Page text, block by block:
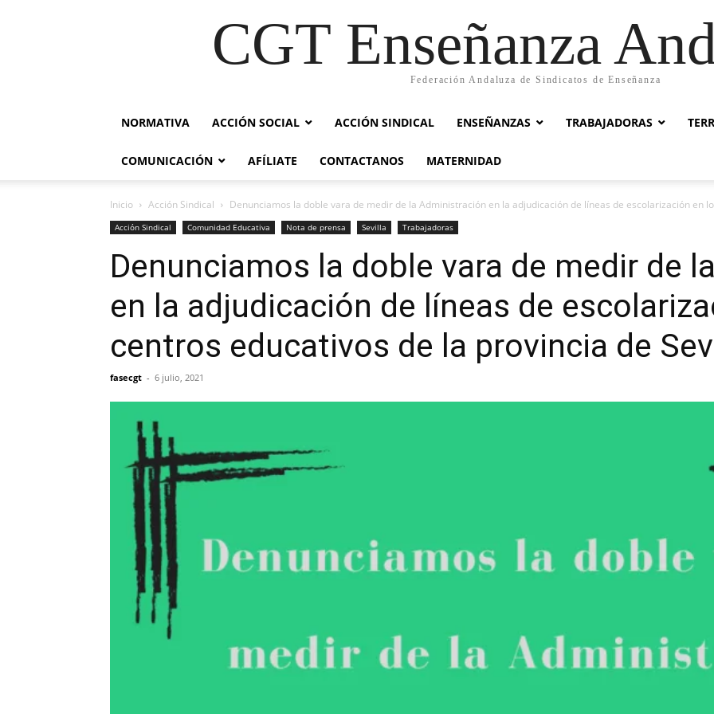
CGT Enseñanza
Federación Andaluza de Sindicatos de Enseñanza
NORMATIVA ACCIÓN SOCIAL ACCIÓN SINDICAL ENSEÑANZAS TRABAJADORAS
COMUNICACIÓN AFÍLIATE CONTACTANOS MATERNIDAD
Inicio Acción Sindical Denunciamos la doble vara de medir de la Administración en la adjudicación de líneas de escolarización en
Acción Sindical Comunidad Educativa Nota de prensa Sevilla Trabajadoras
Denunciamos la doble vara de medir de
en la adjudicación de líneas de
centros educativos de la provincia de
fasecgt - 6 julio, 2021